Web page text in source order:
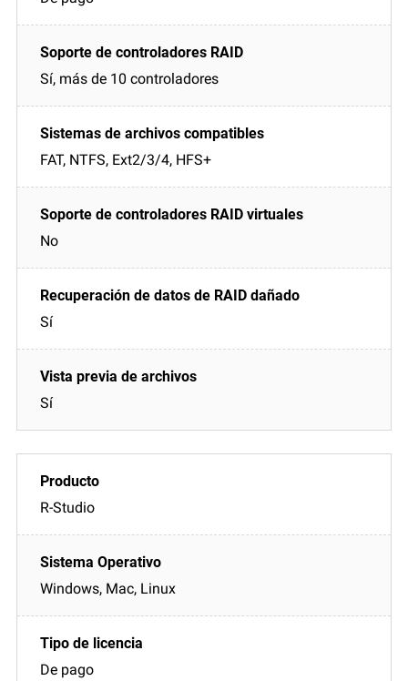
Sí, más de 10 controladores
FAT, NTFS, Ext2/3/4, HFS+
No
Sí
Sí
R-Studio
Windows, Mac, Linux
De pago